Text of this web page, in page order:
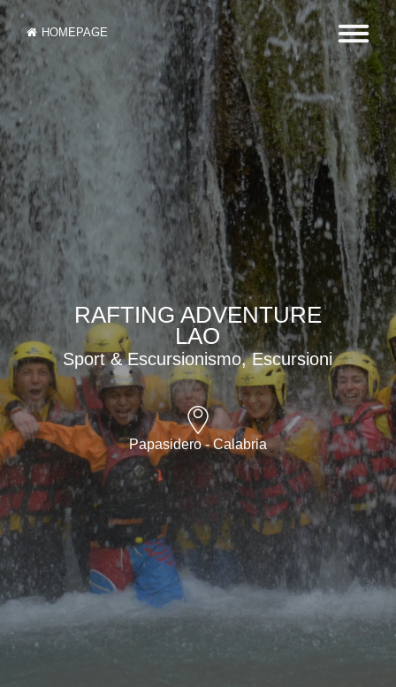
HOMEPAGE
RAFTING ADVENTURE
LAO
Sport & Escursionismo, Escursioni
Papasidero - Calabria